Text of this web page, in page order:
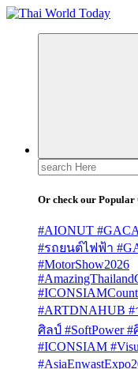
Search
for:
Or check our Popular
#AIONUT
#รถยนต์ไฟฟ้า
#MotorShow2026
#ARTDNAHUB
ศิลป์ #SoftPower
#ICONSIAM